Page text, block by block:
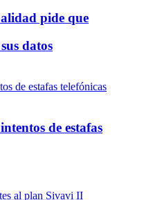
pide que
datos
de estafas